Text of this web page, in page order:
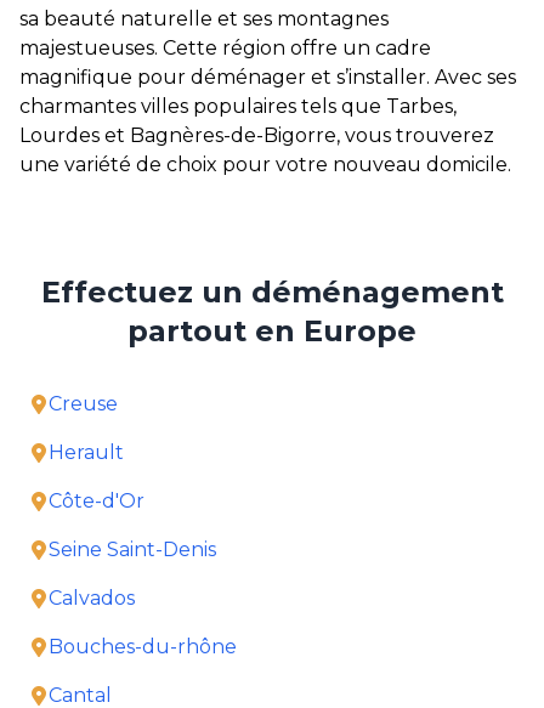
sa beauté naturelle et ses montagnes
majestueuses. Cette région offre un cadre
magnifique pour déménager et s’installer. Avec ses
charmantes villes populaires tels que Tarbes,
Lourdes et Bagnères-de-Bigorre, vous trouverez
une variété de choix pour votre nouveau domicile.
Effectuez un déménagement
partout en Europe
Creuse
Herault
Côte-d'Or
Seine Saint-Denis
Calvados
Bouches-du-rhône
Cantal